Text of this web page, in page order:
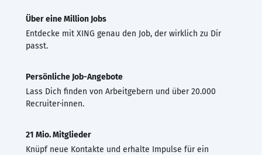
Über eine Million Jobs
Entdecke mit XING genau den Job, der wirklich zu Dir
passt.
Persönliche Job-Angebote
Lass Dich finden von Arbeitgebern und über 20.000
Recruiter·innen.
21 Mio. Mitglieder
Knüpf neue Kontakte und erhalte Impulse für ein